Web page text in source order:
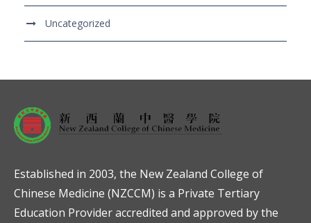
Uncategorized
Established in 2003, the New Zealand College of
Chinese Medicine (NZCCM) is a Private Tertiary
Education Provider accredited and approved by the